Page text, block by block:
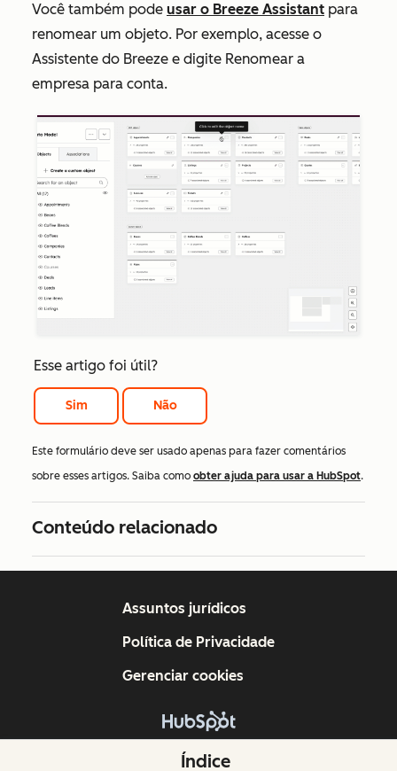
Você também pode usar o Breeze Assistant para
renomear um objeto. Por exemplo, acesse o
Assistente do Breeze e digite Renomear a
empresa para conta.
Esse artigo foi útil?
Sim Não
Este formulário deve ser usado apenas para fazer comentários
sobre esses artigos. Saiba como obter ajuda para usar a HubSpot.
Conteúdo relacionado
Índice
Copyright © 2026 HubSpot, Inc.
Assuntos jurídicos
Política de Privacidade
Gerenciar cookies